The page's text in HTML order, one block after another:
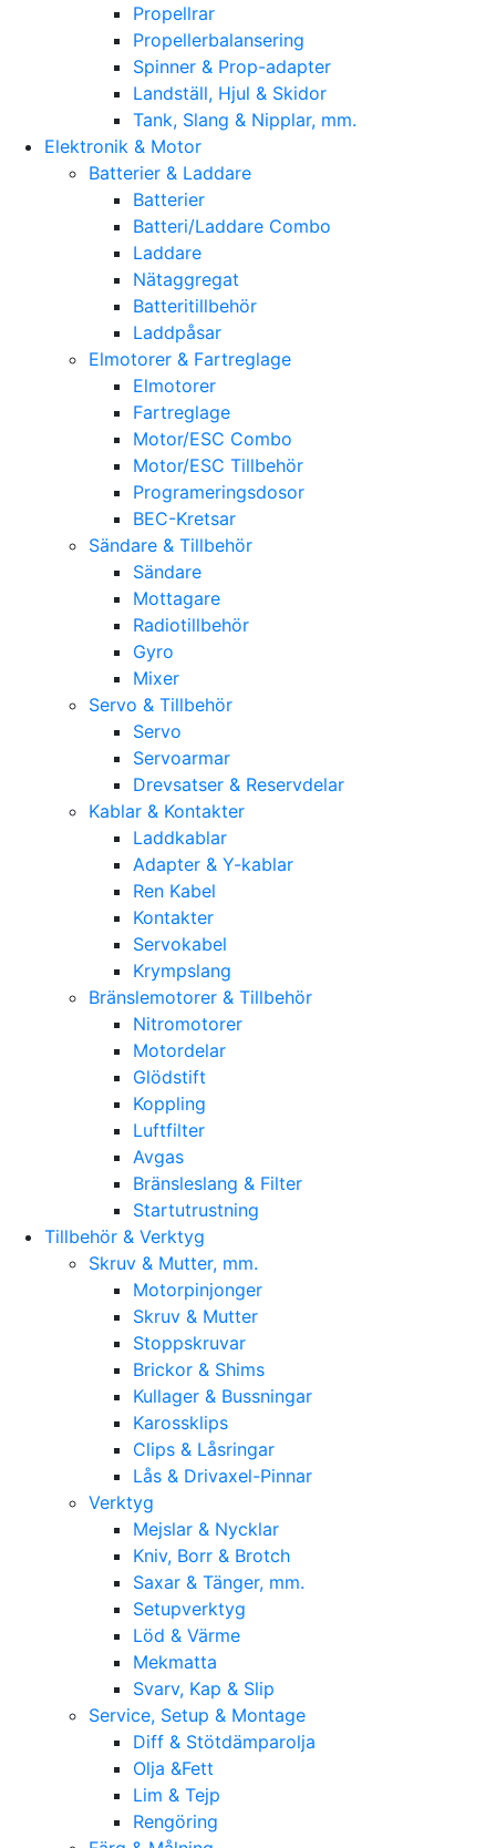
Propellrar
Propellerbalansering
Spinner & Prop-adapter
Landställ, Hjul & Skidor
Tank, Slang & Nipplar, mm.
Elektronik & Motor
Batterier & Laddare
Batterier
Batteri/Laddare Combo
Laddare
Nätaggregat
Batteritillbehör
Laddpåsar
Elmotorer & Fartreglage
Elmotorer
Fartreglage
Motor/ESC Combo
Motor/ESC Tillbehör
Programeringsdosor
BEC-Kretsar
Sändare & Tillbehör
Sändare
Mottagare
Radiotillbehör
Gyro
Mixer
Servo & Tillbehör
Servo
Servoarmar
Drevsatser & Reservdelar
Kablar & Kontakter
Laddkablar
Adapter & Y-kablar
Ren Kabel
Kontakter
Servokabel
Krympslang
Bränslemotorer & Tillbehör
Nitromotorer
Motordelar
Glödstift
Koppling
Luftfilter
Avgas
Bränsleslang & Filter
Startutrustning
Tillbehör & Verktyg
Skruv & Mutter, mm.
Motorpinjonger
Skruv & Mutter
Stoppskruvar
Brickor & Shims
Kullager & Bussningar
Karossklips
Clips & Låsringar
Lås & Drivaxel-Pinnar
Verktyg
Mejslar & Nycklar
Kniv, Borr & Brotch
Saxar & Tänger, mm.
Setupverktyg
Löd & Värme
Mekmatta
Svarv, Kap & Slip
Service, Setup & Montage
Diff & Stötdämparolja
Olja &Fett
Lim & Tejp
Rengöring